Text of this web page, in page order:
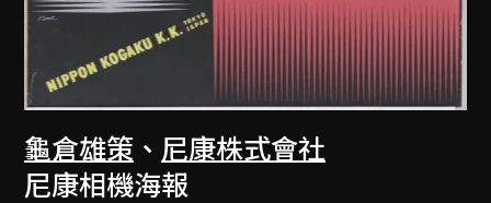
龜倉雄策 、 尼康株式會社
尼康相機海報